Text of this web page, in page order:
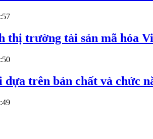
thị trường tài sản mã hóa
dựa trên bản chất và chức